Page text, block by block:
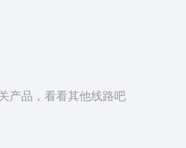
产品，看看其他线路吧